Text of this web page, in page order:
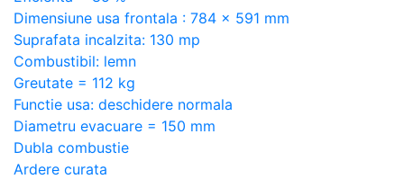
Dimensiune usa frontala : 784 x 591 mm
Suprafata incalzita: 130 mp
Combustibil: lemn
Greutate = 112 kg
Functie usa: deschidere normala
Diametru evacuare = 150 mm
Dubla combustie
Ardere curata